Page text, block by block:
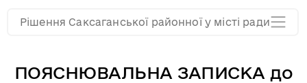
ПОЯСНЮВАЛЬНА ЗАПИСКА до
Рішення Саксаганської районної у місті ради